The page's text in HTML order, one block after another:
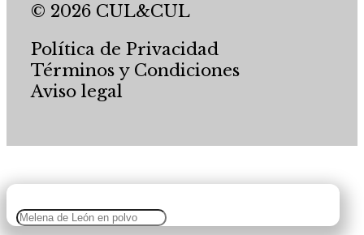
© 2026 CUL&CUL
Política de Privacidad
Términos y Condiciones
Aviso legal